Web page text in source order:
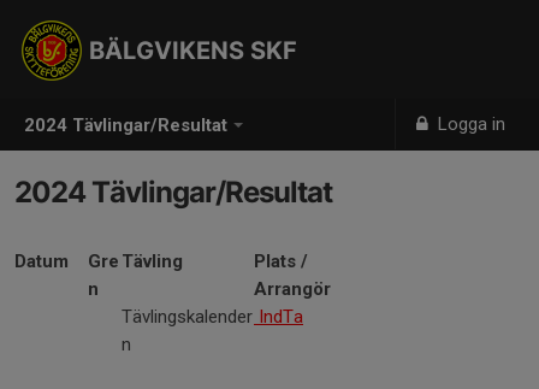
2024 Tävlingar/Resultat Logga in
BÄLGVIKENS SKF
2024 Tävlingar/Resultat
Datum
Gre
n
Tävling
Plats /
Arrangör
Tävlingskalender
n
IndTa